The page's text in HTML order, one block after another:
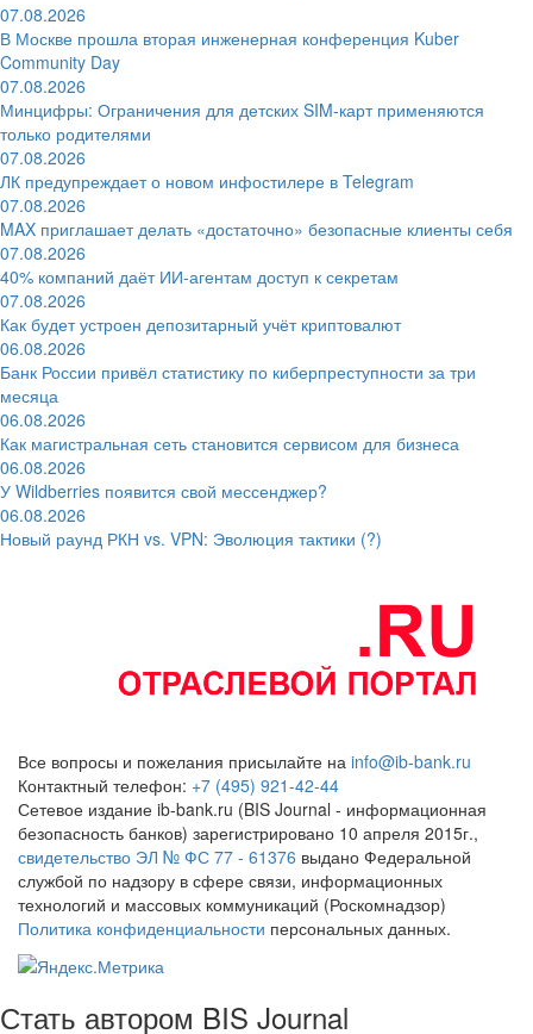
07.08.2026
В Москве прошла вторая инженерная конференция Kuber
Community Day
07.08.2026
Минцифры: Ограничения для детских SIM-карт применяются
только родителями
07.08.2026
ЛК предупреждает о новом инфостилере в Telegram
07.08.2026
MAX приглашает делать «достаточно» безопасные клиенты себя
07.08.2026
40% компаний даёт ИИ‑агентам доступ к секретам
07.08.2026
Как будет устроен депозитарный учёт криптовалют
06.08.2026
Банк России привёл статистику по киберпреступности за три
месяца
06.08.2026
Как магистральная сеть становится сервисом для бизнеса
06.08.2026
У Wildberries появится свой мессенджер?
06.08.2026
Новый раунд РКН vs. VPN: Эволюция тактики (?)
Все вопросы и пожелания присылайте на info@ib-bank.ru
Контактный телефон: +7 (495) 921-42-44
Сетевое издание ib-bank.ru (BIS Journal - информационная
безопасность банков) зарегистрировано 10 апреля 2015г.,
свидетельство ЭЛ № ФС 77 - 61376 выдано Федеральной
службой по надзору в сфере связи, информационных
технологий и массовых коммуникаций (Роскомнадзор)
Политика конфиденциальности персональных данных.
Стать автором BIS Journal